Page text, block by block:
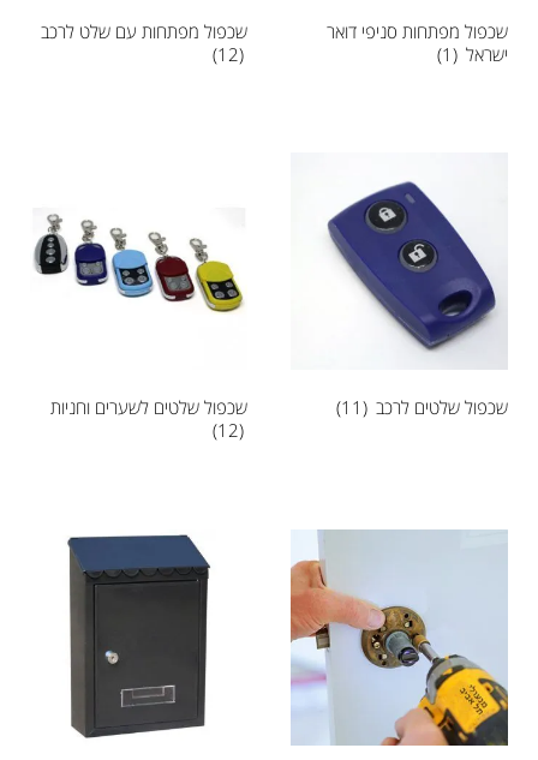
שכפול מפתחות סניפי דואר
ישראל (1)
שכפול מפתחות עם שלט לרכב
(12)
שכפול שלטים לרכב (11)
שכפול שלטים לשערים וחניות
(12)